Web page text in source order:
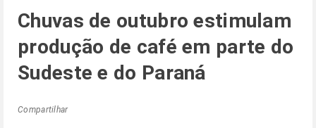
Chuvas de outubro estimulam
produção de café em parte do
Sudeste e do Paraná
Compartilhar